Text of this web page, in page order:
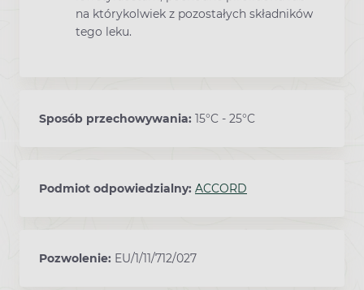
na którykolwiek z pozostałych składników
tego leku.
Sposób przechowywania: 15°C - 25°C
Podmiot odpowiedzialny: ACCORD
Pozwolenie: EU/1/11/712/027